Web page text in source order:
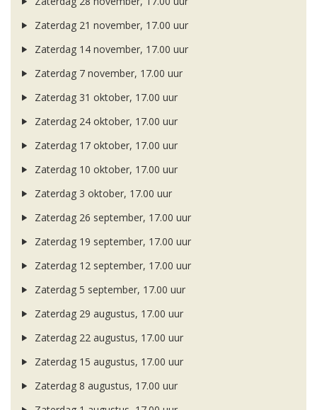
Zaterdag 21 november, 17.00 uur
Zaterdag 14 november, 17.00 uur
Zaterdag 7 november, 17.00 uur
Zaterdag 31 oktober, 17.00 uur
Zaterdag 24 oktober, 17.00 uur
Zaterdag 17 oktober, 17.00 uur
Zaterdag 10 oktober, 17.00 uur
Zaterdag 3 oktober, 17.00 uur
Zaterdag 26 september, 17.00 uur
Zaterdag 19 september, 17.00 uur
Zaterdag 12 september, 17.00 uur
Zaterdag 5 september, 17.00 uur
Zaterdag 29 augustus, 17.00 uur
Zaterdag 22 augustus, 17.00 uur
Zaterdag 15 augustus, 17.00 uur
Zaterdag 8 augustus, 17.00 uur